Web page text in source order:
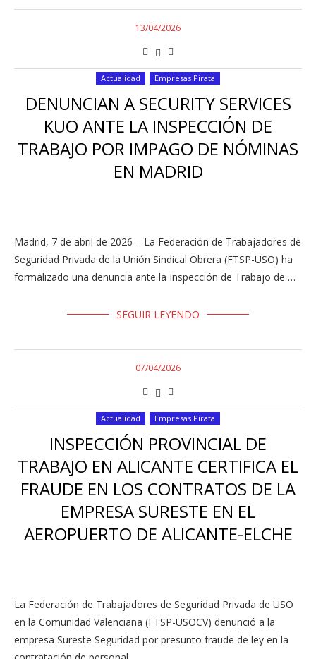
13/04/2026
Actualidad Empresas Pirata
DENUNCIAN A SECURITY SERVICES
KUO ANTE LA INSPECCIÓN DE
TRABAJO POR IMPAGO DE NÓMINAS
EN MADRID
Madrid, 7 de abril de 2026 – La Federación de Trabajadores de
Seguridad Privada de la Unión Sindical Obrera (FTSP-USO) ha
formalizado una denuncia ante la Inspección de Trabajo de …
SEGUIR LEYENDO
07/04/2026
Actualidad Empresas Pirata
INSPECCIÓN PROVINCIAL DE
TRABAJO EN ALICANTE CERTIFICA EL
FRAUDE EN LOS CONTRATOS DE LA
EMPRESA SURESTE EN EL
AEROPUERTO DE ALICANTE-ELCHE
La Federación de Trabajadores de Seguridad Privada de USO
en la Comunidad Valenciana (FTSP-USOCV) denunció a la
empresa Sureste Seguridad por presunto fraude de ley en la